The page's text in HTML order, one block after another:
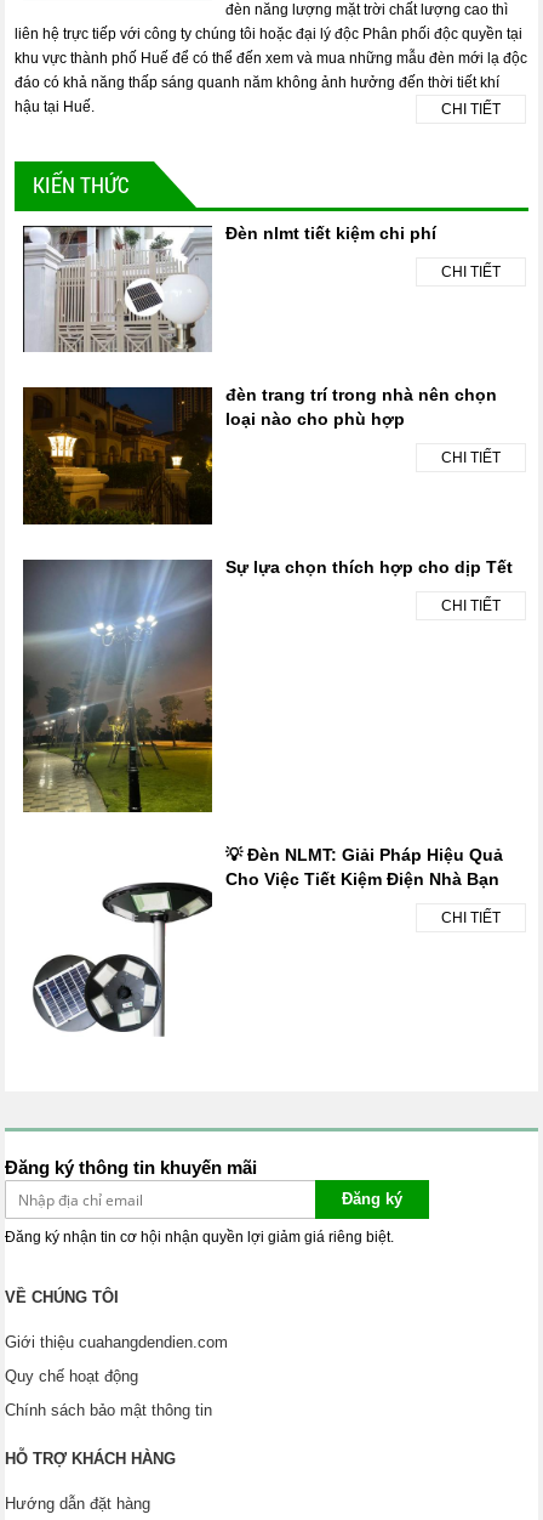
đèn năng lượng mặt trời chất lượng cao thì
liên hệ trực tiếp với công ty chúng tôi hoặc đại lý độc Phân phối độc quyền tại
khu vực thành phố Huế để có thể đến xem và mua những mẫu đèn mới lạ độc
đáo có khả năng thấp sáng quanh năm không ảnh hưởng đến thời tiết khí
hậu tại Huế.
CHI TIẾT
KIẾN THỨC
Đèn nlmt tiết kiệm chi phí
CHI TIẾT
đèn trang trí trong nhà nên chọn
loại nào cho phù hợp
CHI TIẾT
Sự lựa chọn thích hợp cho dịp Tết
CHI TIẾT
💡 Đèn NLMT: Giải Pháp Hiệu Quả
Cho Việc Tiết Kiệm Điện Nhà Bạn
CHI TIẾT
Đăng ký thông tin khuyến mãi
Đăng ký
Đăng ký nhận tin cơ hội nhận quyền lợi giảm giá riêng biệt.
VỀ CHÚNG TÔI
Giới thiệu cuahangdendien.com
Quy chế hoạt động
Chính sách bảo mật thông tin
HỖ TRỢ KHÁCH HÀNG
Hướng dẫn đặt hàng